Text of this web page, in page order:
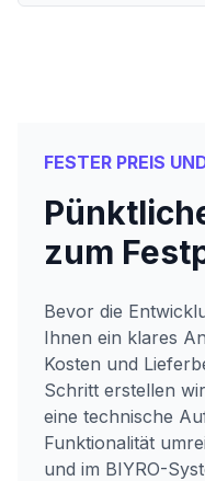
FESTER PREIS
zum
Bevor die
Ihnen ein klares
Kosten und
Schritt erstellen
eine technische
Funktionalität
und im BIYRO-